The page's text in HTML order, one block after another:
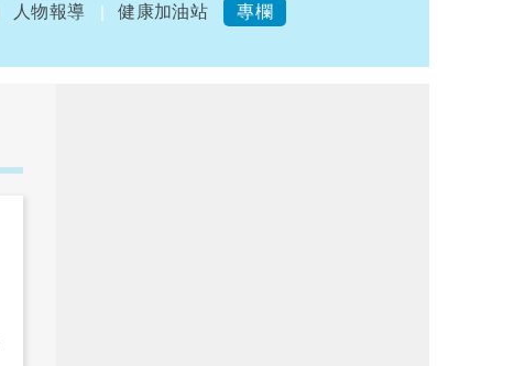
人物報導 健康加油站
專欄